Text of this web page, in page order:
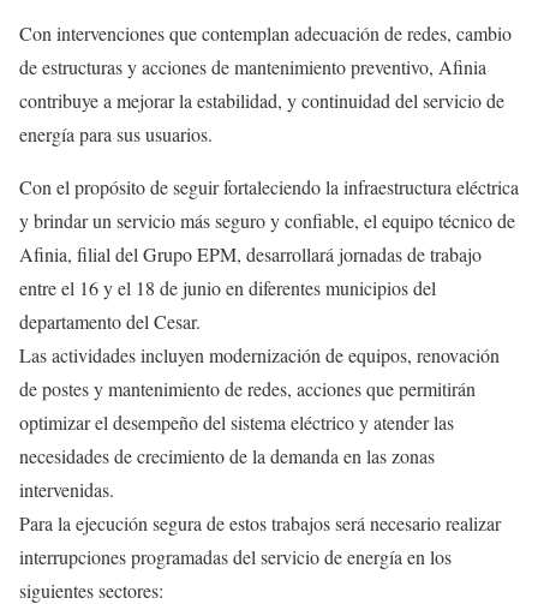
Con intervenciones que contemplan adecuación de redes, cambio
de estructuras y acciones de mantenimiento preventivo, Afinia
contribuye a mejorar la estabilidad, y continuidad del servicio de
energía para sus usuarios.
Con el propósito de seguir fortaleciendo la infraestructura eléctrica
y brindar un servicio más seguro y confiable, el equipo técnico de
Afinia, filial del Grupo EPM, desarrollará jornadas de trabajo
entre el 16 y el 18 de junio en diferentes municipios del
departamento del Cesar.
Las actividades incluyen modernización de equipos, renovación
de postes y mantenimiento de redes, acciones que permitirán
optimizar el desempeño del sistema eléctrico y atender las
necesidades de crecimiento de la demanda en las zonas
intervenidas.
Para la ejecución segura de estos trabajos será necesario realizar
interrupciones programadas del servicio de energía en los
siguientes sectores: